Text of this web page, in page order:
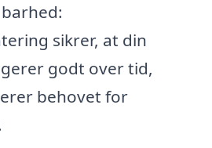
sikrer, at din
godt over tid,
behovet for